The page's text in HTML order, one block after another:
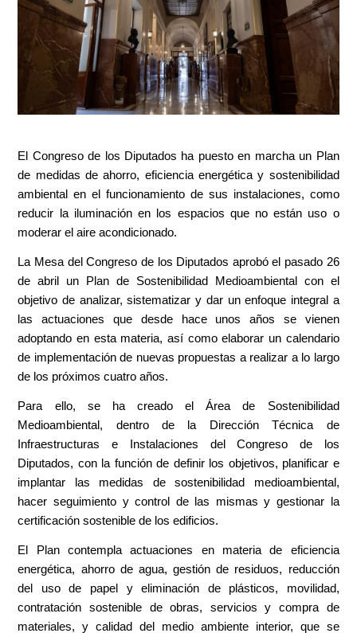
El Congreso de los Diputados ha puesto en marcha un Plan
de medidas de ahorro, eficiencia energética y sostenibilidad
ambiental en el funcionamiento de sus instalaciones, como
reducir la iluminación en los espacios que no están uso o
moderar el aire acondicionado.
La Mesa del Congreso de los Diputados aprobó el pasado 26
de abril un Plan de Sostenibilidad Medioambiental con el
objetivo de analizar, sistematizar y dar un enfoque integral a
las actuaciones que desde hace unos años se vienen
adoptando en esta materia, así como elaborar un calendario
de implementación de nuevas propuestas a realizar a lo largo
de los próximos cuatro años.
Para ello, se ha creado el Área de Sostenibilidad
Medioambiental, dentro de la Dirección Técnica de
Infraestructuras e Instalaciones del Congreso de los
Diputados, con la función de definir los objetivos, planificar e
implantar las medidas de sostenibilidad medioambiental,
hacer seguimiento y control de las mismas y gestionar la
certificación sostenible de los edificios.
El Plan contempla actuaciones en materia de eficiencia
energética, ahorro de agua, gestión de residuos, reducción
del uso de papel y eliminación de plásticos, movilidad,
contratación sostenible de obras, servicios y compra de
materiales, y calidad del medio ambiente interior, que se